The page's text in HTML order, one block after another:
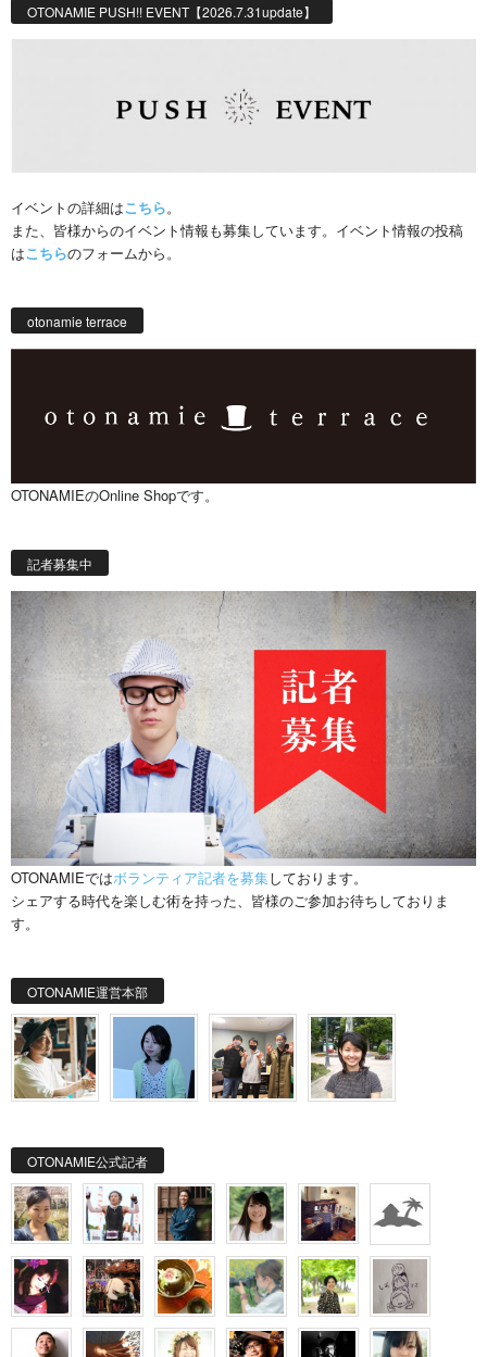
OTONAMIE PUSH!! EVENT【2026.7.31update】
イベントの詳細はこちら。
また、皆様からのイベント情報も募集しています。イベント情報の投稿
はこちらのフォームから。
otonamie terrace
OTONAMIEのOnline Shopです。
記者募集中
OTONAMIEではボランティア記者を募集しております。
シェアする時代を楽しむ術を持った、皆様のご参加お待ちしておりま
す。
OTONAMIE運営本部
OTONAMIE公式記者